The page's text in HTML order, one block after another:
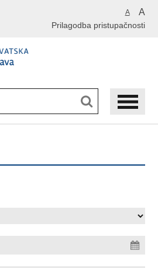
A A
Prilagodba pristupačnosti